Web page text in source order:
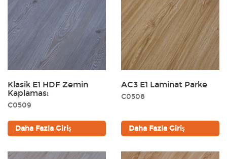
Klasik E1 HDF Zemin
Kaplaması
C0509
Daha Fazla Giriş
AC3 E1 Laminat Parke
C0508
Daha Fazla Giriş